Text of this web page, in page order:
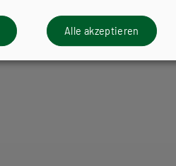
Lehrbuch E-BOOK+ Solo
Lösungen
Alle akzeptieren